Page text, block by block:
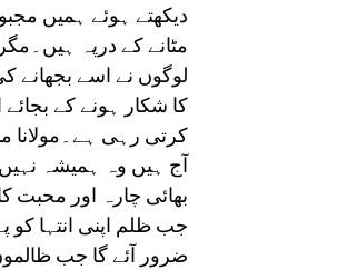
دیکھتے ہوئے ہمیں
مٹانے کے درپہ
لوگوں نے اسے
کا شکار ہونے کے
کرتی رہی ہے۔مولانا
آج ہیں وہ ہمیشہ
بھائی چارہ اور محبت
جب ظلم اپنی انتہا
ضرور آئے گا جب